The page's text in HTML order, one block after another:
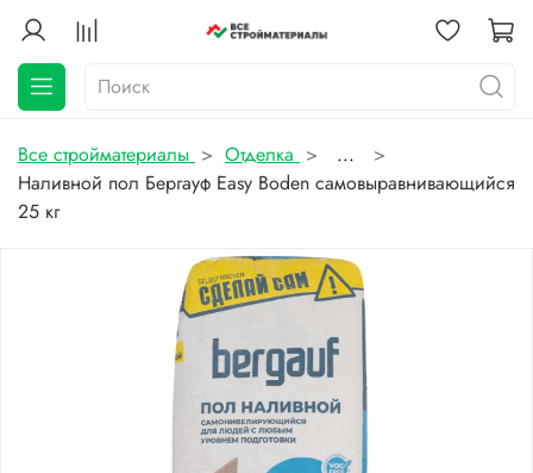
Все стройматериалы Отделка
...
Наливной пол Бергауф Easy Boden самовыравнивающийся
25 кг